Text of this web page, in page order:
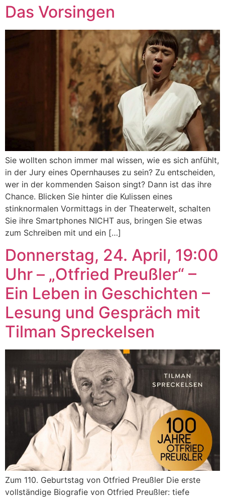
Das Vorsingen
Sie wollten schon immer mal wissen, wie es sich anfühlt,
in der Jury eines Opernhauses zu sein? Zu entscheiden,
wer in der kommenden Saison singt? Dann ist das ihre
Chance. Blicken Sie hinter die Kulissen eines
stinknormalen Vormittags in der Theaterwelt, schalten
Sie ihre Smartphones NICHT aus, bringen Sie etwas
zum Schreiben mit und ein […]
Donnerstag, 24. April, 19:00
Uhr – „Otfried Preußler“ –
Ein Leben in Geschichten –
Lesung und Gespräch mit
Tilman Spreckelsen
Zum 110. Geburtstag von Otfried Preußler Die erste
vollständige Biografie von Otfried Preußler: tiefe